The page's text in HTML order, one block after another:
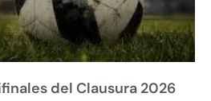
del Clausura 2026